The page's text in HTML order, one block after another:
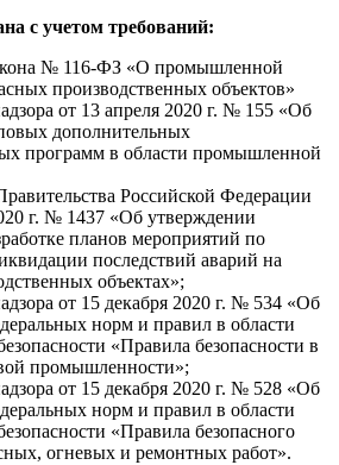
с учетом требований:
№ 116-ФЗ «О промышленной
производственных объектов»
от 13 апреля 2020 г. № 155 «Об
дополнительных
программ в области промышленной
Российской Федерации
г. № 1437 «Об утверждении
планов мероприятий по
последствий аварий на
объектах»;
от 15 декабря 2020 г. № 534 «Об
норм и правил в области
«Правила безопасности в
промышленности»;
от 15 декабря 2020 г. № 528 «Об
норм и правил в области
«Правила безопасного
огневых и ремонтных работ».